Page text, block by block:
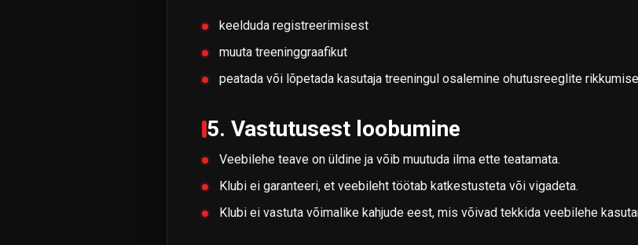
keelduda registreerimisest
muuta treeninggraafikut
peatada või lõpetada kasutaja treeningul osalemine ohutusreeglite
5. Vastutusest loobumine
Veebilehe teave on üldine ja võib muutuda ilma ette teatamata.
Klubi ei garanteeri, et veebileht töötab katkestusteta või vigadeta.
Klubi ei vastuta võimalike kahjude eest, mis võivad tekkida veebilehe